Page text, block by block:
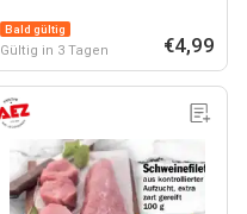
Bald gültig
Gültig in 3 Tagen €4,99